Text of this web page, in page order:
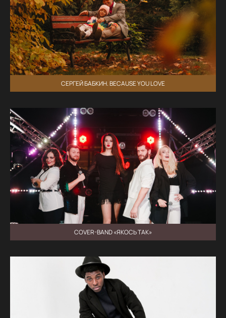
СЕРГЕЙ БАБКИН. BECAUSE YOU LOVE
COVER-BAND «ЯКОСЬ ТАК»